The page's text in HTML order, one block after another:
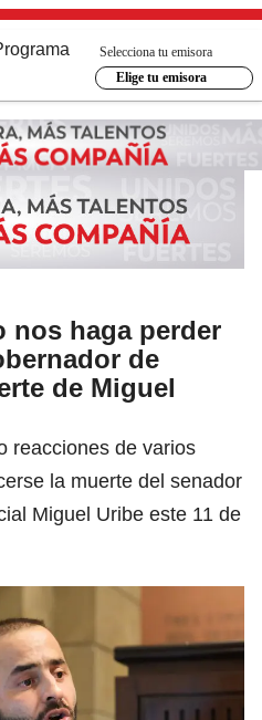
Selecciona tu emisora
Elige tu emisora
nos haga perder
de
de Miguel
reacciones de varios
la muerte del senador
Miguel Uribe este 11 de